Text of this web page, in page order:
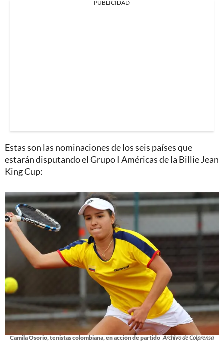
PUBLICIDAD
Estas son las nominaciones de los seis países que
estarán disputando el Grupo I Américas de la Billie Jean
King Cup:
Camila Osorio, tenistas colombiana, en acción de partido Archivo de Colprensa